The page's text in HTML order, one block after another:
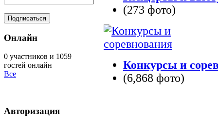
(273 фото)
Конкурсы и
(6,868 фото)
Онлайн
0 участников и 1059
гостей онлайн
Все
Авторизация